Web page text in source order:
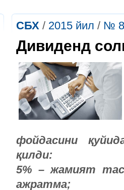
СБХ / 2015 йил / № 8
Дивиденд
фойдасини
қилди:
5% – жамият
ажратма;